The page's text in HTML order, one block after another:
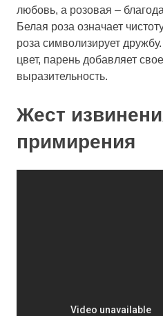
любовь, а розовая –
Белая роза означает
роза символизирует
цвет, парень добавляет
выразительность.
Жест
примирения